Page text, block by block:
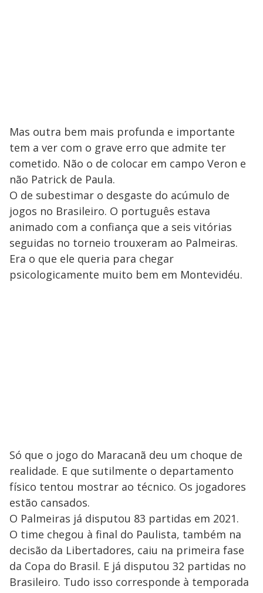
Mas outra bem mais profunda e importante
tem a ver com o grave erro que admite ter
cometido. Não o de colocar em campo Veron e
não Patrick de Paula.
O de subestimar o desgaste do acúmulo de
jogos no Brasileiro. O português estava
animado com a confiança que a seis vitórias
seguidas no torneio trouxeram ao Palmeiras.
Era o que ele queria para chegar
psicologicamente muito bem em Montevidéu.
Só que o jogo do Maracanã deu um choque de
realidade. E que sutilmente o departamento
físico tentou mostrar ao técnico. Os jogadores
estão cansados.
O Palmeiras já disputou 83 partidas em 2021.
O time chegou à final do Paulista, também na
decisão da Libertadores, caiu na primeira fase
da Copa do Brasil. E já disputou 32 partidas no
Brasileiro. Tudo isso corresponde à temporada